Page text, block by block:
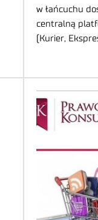
w łańcuchu
centralną
(Kurier,